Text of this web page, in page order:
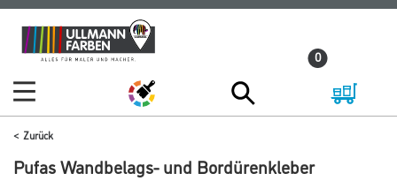
Zum
Inhalt
Zum
Navigationsmenü
0
Zurück
Pufas Wandbelags- und Bordürenkleber